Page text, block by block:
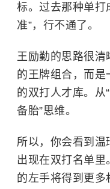
标。过去那种单打
准”，行不通了。
王励勤的思路很清
的王牌组合，而是
的双打人才库。从
备胎”思维。
所以，你会看到
出现在双打名单里
的左手将得到更多